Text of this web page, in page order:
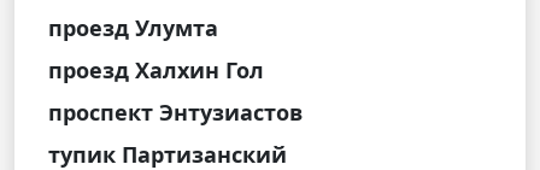
проезд Улумта
проезд Халхин Гол
проспект Энтузиастов
тупик Партизанский